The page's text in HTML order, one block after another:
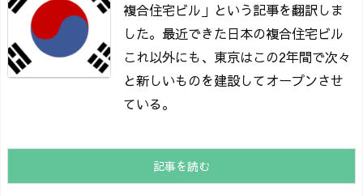
複合住宅ビル」という記事を翻訳しま
した。 最近できた日本の複合住宅ビル
これ以外にも、東京はこの2年間で次々
と新しいものを建設してオープンさせ
ている。
記事を読む